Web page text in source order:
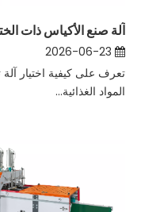
تعرف على كيفية اختيار آلة
المواد الغذائية...